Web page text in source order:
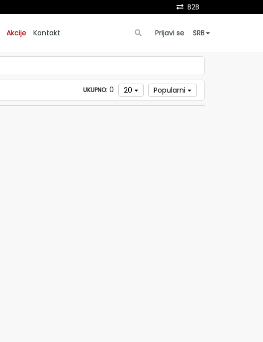
B2B
Akcije Kontakt Prijavi se SRB
UKUPNO:0 20 Popularni